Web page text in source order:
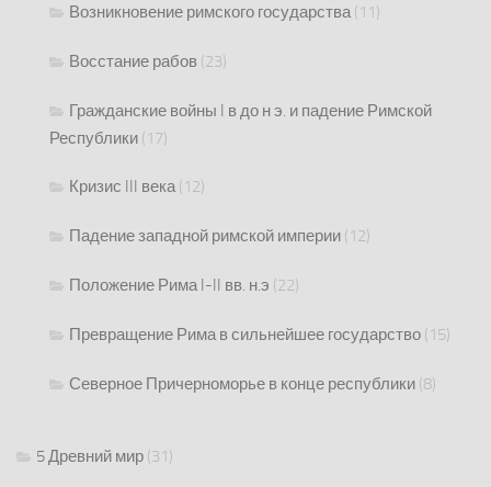
Возникновение римского государства(11)
Восстание рабов (23)
Гражданские войны I в до н э. и падение Римской
Республики (17)
Кризис III века(12)
Падение западной римской империи (12)
Положение Рима I-II вв. н.э (22)
Превращение Рима в сильнейшее государство (15)
Северное Причерноморье в конце республики (8)
5 Древний мир (31)